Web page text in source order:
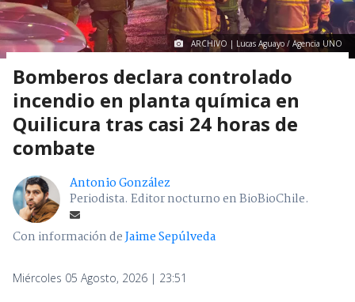
ARCHIVO | Lucas Aguayo / Agencia UNO
Bomberos declara controlado
incendio en planta química en
Quilicura tras casi 24 horas de
combate
Antonio González
Periodista. Editor nocturno en BioBioChile.
Con información deJaime Sepúlveda
Miércoles 05 Agosto, 2026 | 23:51